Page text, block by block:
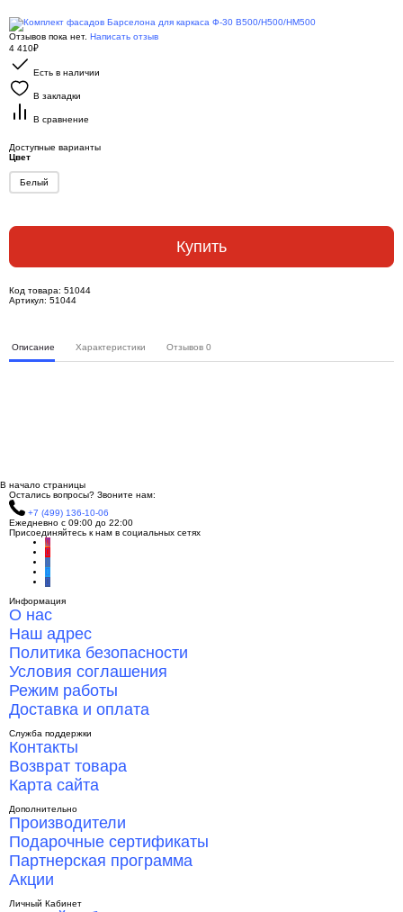
Отзывов пока нет. Написать отзыв
4 410₽
Есть в наличии
В закладки
В сравнение
Доступные варианты
Цвет
Белый
Купить
Код товара: 51044
Артикул: 51044
Описание Характеристики Отзывов 0
В начало страницы
Остались вопросы? Звоните нам:
+7 (499) 136-10-06
Ежедневно с 09:00 до 22:00
Присоединяйтесь к нам в социальных сетях
Информация
О нас
Наш адрес
Политика безопасности
Условия соглашения
Режим работы
Доставка и оплата
Служба поддержки
Контакты
Возврат товара
Карта сайта
Дополнительно
Производители
Подарочные сертификаты
Партнерская программа
Акции
Личный Кабинет